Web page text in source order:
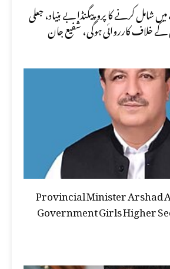
شامل کرنے کا پروپیگنڈا بے بنیاد، جعلی
کے خلاف کارروائی ہوگی، شفیع جان
Provincial Minister Arshad
Government Girls Higher